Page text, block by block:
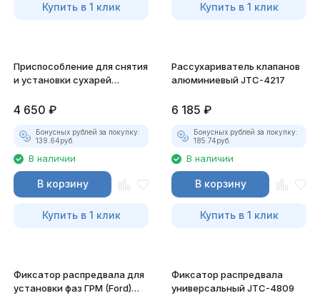
Купить в 1 клик Купить в 1 клик
Приспособление для снятия
и установки сухарей
4 650 ₽
Бонусных рублей за покупку:
139.64руб.
В наличии
В корзину
Купить в 1 клик
Рассухариватель клапанов
алюминиевый JTC-4217
6 185 ₽
Бонусных рублей за покупку:
185.74руб.
В наличии
В корзину
Купить в 1 клик
Фиксатор распредвала для
установки фаз ГРМ (Ford)
Фиксатор распредвала
универсальный JTC-4809